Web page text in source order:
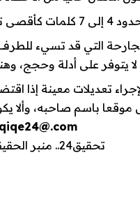
تقدير
التي قد تسيء
يتوفر على أدلة وحجج،
تعديلات معينة
باسم صاحبه، وألا
تحقيق24.. منبر الحقيقة وصوت المصداقية